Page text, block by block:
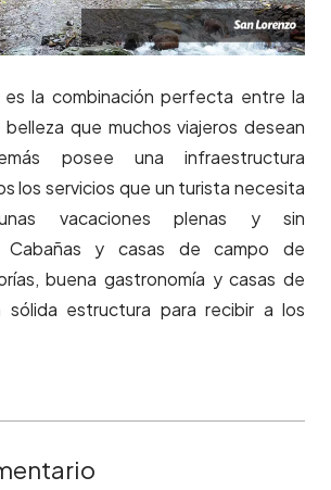
es la combinación perfecta entre la
que muchos viajeros desean
posee una infraestructura
los servicios que un turista necesita
vacaciones plenas y sin
Cabañas y casas de campo de
buena gastronomía y casas de
sólida estructura para recibir a los